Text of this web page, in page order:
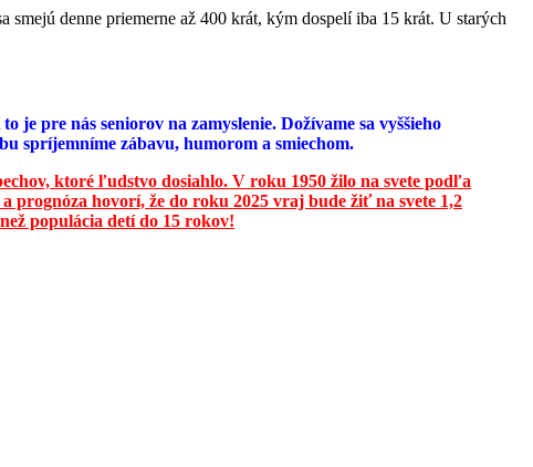
denne priemerne až 400 krát, kým dospelí iba 15 krát. U starých
je pre nás seniorov na zamyslenie. Dožívame sa vyššieho
spríjemníme zábavu, humorom a smiechom.
ktoré ľudstvo dosiahlo. V roku 1950 žilo na svete podľa
prognóza hovorí, že do roku 2025 vraj bude žiť na svete 1,2
populácia detí do 15 rokov!